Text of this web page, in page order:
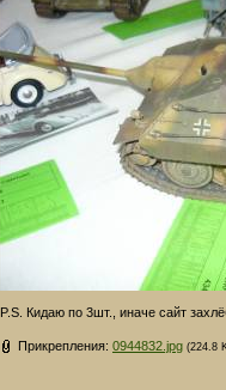
P.S. Кидаю по 3шт., иначе сайт
Прикрепления: 0944832.jpg (224.8